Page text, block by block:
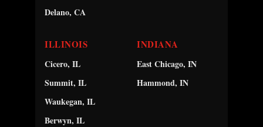
Delano, CA
ILLINOIS
Cicero, IL
Summit, IL
Waukegan, IL
Berwyn, IL
INDIANA
East Chicago, IN
Hammond, IN